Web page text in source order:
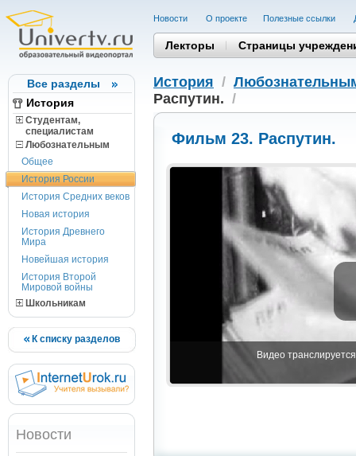
Все разделы
История
Студентам,
cпециалистам
Любознательным
Общее
История России
История Средних веков
Новая история
История Древнего
Мира
Новейшая история
История Второй
Мировой войны
Школьникам
К списку разделов
Новости
Новости О проекте Полезные cсылки
Лекторы Страницы
История /
Распутин. /
Фильм 23. Распутин.
Видео